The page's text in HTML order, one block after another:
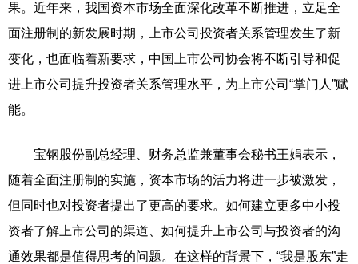
果。近年来，我国资本市场全面深化改革不断推进，立足全
面注册制的新发展时期，上市公司投资者关系管理发生了新
变化，也面临着新要求，中国上市公司协会将不断引导和促
进上市公司提升投资者关系管理水平，为上市公司“掌门人”赋
能。
宝钢股份副总经理、财务总监兼董事会秘书王娟表示，
随着全面注册制的实施，资本市场的活力将进一步被激发，
但同时也对投资者提出了更高的要求。如何建立更多中小投
资者了解上市公司的渠道、如何提升上市公司与投资者的沟
通效果都是值得思考的问题。在这样的背景下，“我是股东”走